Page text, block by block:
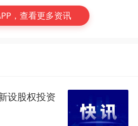
，查看更多资讯
设股权投资